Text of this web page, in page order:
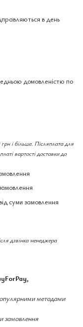
в день
домовленістю по
і більше. Післяплата для
вартості доставки до
суми замовлення
дзвінка менеджера
методами
замовлення